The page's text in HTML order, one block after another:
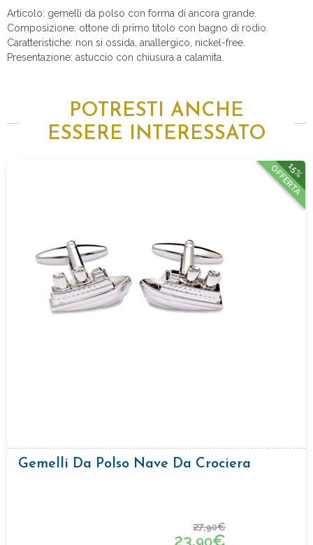
Articolo: gemelli da polso con forma di ancora grande.
Composizione: ottone di primo titolo con bagno di rodio.
Caratteristiche: non si ossida, anallergico, nickel-free.
Presentazione: astuccio con chiusura a calamita.
POTRESTI ANCHE
ESSERE INTERESSATO
15%
OFFERTA
Gemelli Da Polso Nave Da Crociera
27,90€
23,90€